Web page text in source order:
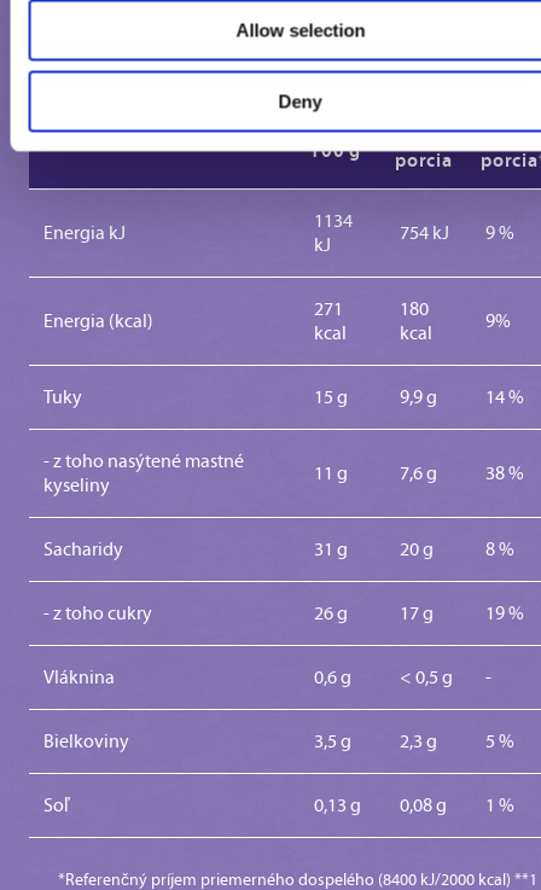
Allow selection
Deny
VÝŽIVOVÉ ÚDAJE
100 g
1
porcia
%
Energia kJ
1134
kJ
754 kJ 9 %
Energia (kcal)
271
kcal
180
kcal
9%
Tuky 15 g 9,9 g 14 %
- z toho nasýtené mastné
kyseliny
11 g 7,6 g 38 %
Sacharidy 31 g 20 g 8 %
- z toho cukry 26 g 17 g 19 %
Vláknina 0,6 g < 0,5 g -
Bielkoviny 3,5 g 2,3 g 5 %
Soľ 0,13 g 0,08 g 1 %
*Referenčný príjem priemerného dospelého (8400 kJ/2000 kcal) **1